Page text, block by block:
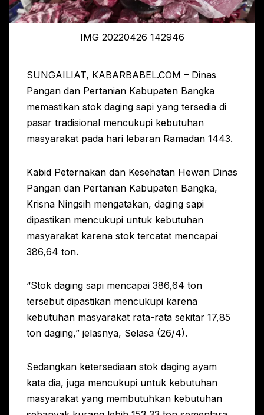
IMG 20220426 142946
SUNGAILIAT, KABARBABEL.COM – Dinas
Pangan dan Pertanian Kabupaten Bangka
memastikan stok daging sapi yang tersedia di
pasar tradisional mencukupi kebutuhan
masyarakat pada hari lebaran Ramadan 1443.
Kabid Peternakan dan Kesehatan Hewan Dinas
Pangan dan Pertanian Kabupaten Bangka,
Krisna Ningsih mengatakan, daging sapi
dipastikan mencukupi untuk kebutuhan
masyarakat karena stok tercatat mencapai
386,64 ton.
“Stok daging sapi mencapai 386,64 ton
tersebut dipastikan mencukupi karena
kebutuhan masyarakat rata-rata sekitar 17,85
ton daging,” jelasnya, Selasa (26/4).
Sedangkan ketersediaan stok daging ayam
kata dia, juga mencukupi untuk kebutuhan
masyarakat yang membutuhkan kebutuhan